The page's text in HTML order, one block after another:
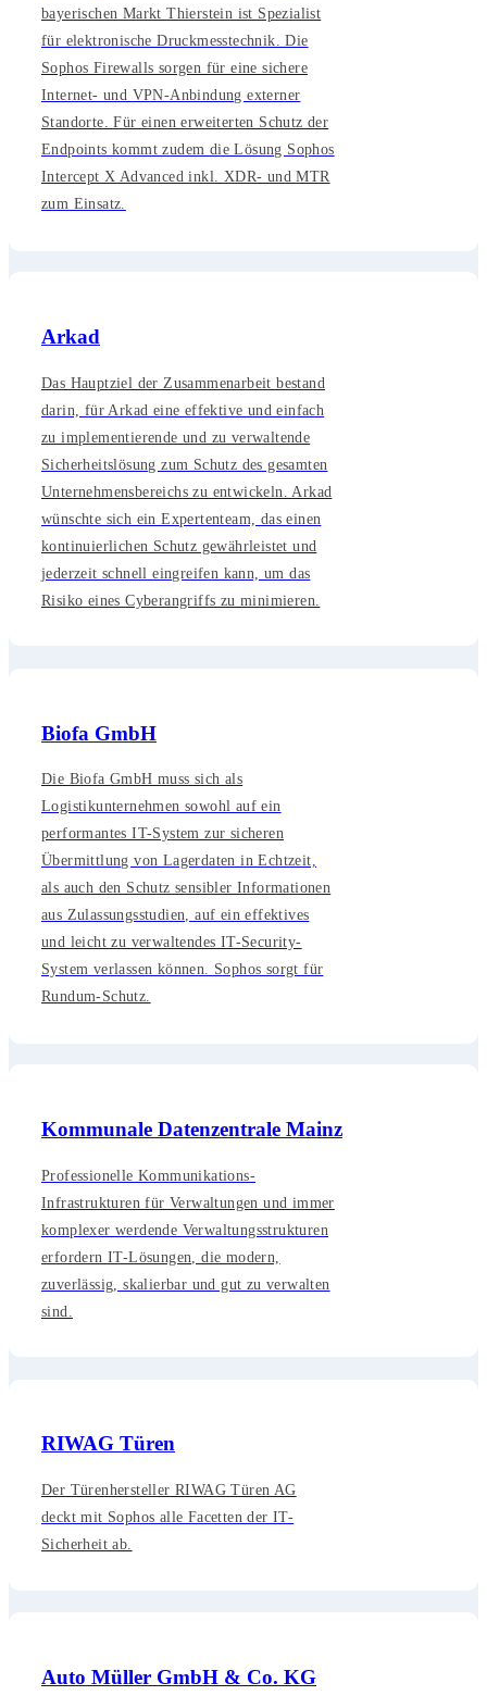
bayerischen Markt Thierstein ist Spezialist
für elektronische Druckmesstechnik. Die
Sophos Firewalls sorgen für eine sichere
Internet- und VPN-Anbindung externer
Standorte. Für einen erweiterten Schutz der
Endpoints kommt zudem die Lösung Sophos
Intercept X Advanced inkl. XDR- und MTR
zum Einsatz.
Arkad
Das Hauptziel der Zusammenarbeit bestand
darin, für Arkad eine effektive und einfach
zu implementierende und zu verwaltende
Sicherheitslösung zum Schutz des gesamten
Unternehmensbereichs zu entwickeln. Arkad
wünschte sich ein Expertenteam, das einen
kontinuierlichen Schutz gewährleistet und
jederzeit schnell eingreifen kann, um das
Risiko eines Cyberangriffs zu minimieren.
Biofa GmbH
Die Biofa GmbH muss sich als
Logistikunternehmen sowohl auf ein
performantes IT-System zur sicheren
Übermittlung von Lagerdaten in Echtzeit,
als auch den Schutz sensibler Informationen
aus Zulassungsstudien, auf ein effektives
und leicht zu verwaltendes IT-Security-
System verlassen können. Sophos sorgt für
Rundum-Schutz.
Kommunale Datenzentrale Mainz
Professionelle Kommunikations-
Infrastrukturen für Verwaltungen und immer
komplexer werdende Verwaltungsstrukturen
erfordern IT-Lösungen, die modern,
zuverlässig, skalierbar und gut zu verwalten
sind.
RIWAG Türen
Der Türenhersteller RIWAG Türen AG
deckt mit Sophos alle Facetten der IT-
Sicherheit ab.
Auto Müller GmbH & Co. KG